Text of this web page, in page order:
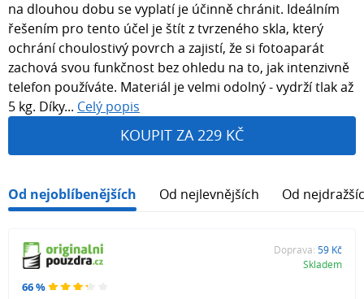
na dlouhou dobu se vyplatí je účinně chránit. Ideálním
řešením pro tento účel je štít z tvrzeného skla, který
ochrání choulostivý povrch a zajistí, že si fotoaparát
zachová svou funkčnost bez ohledu na to, jak intenzivně
telefon používáte. Materiál je velmi odolný - vydrží tlak až
5 kg. Díky... Celý popis
KOUPIT ZA 229 KČ
Od nejoblíbenějších Od nejlevnějších Od
66 %
Doprava: 59 Kč
Skladem